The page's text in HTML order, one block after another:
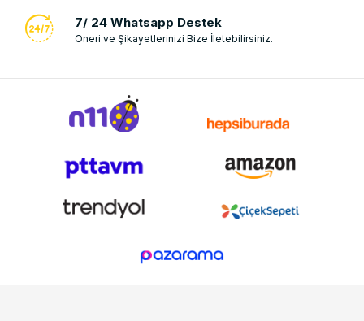
7/ 24 Whatsapp Destek
Öneri ve Şikayetlerinizi Bize İletebilirsiniz.